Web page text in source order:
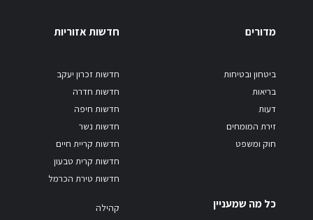
מדורים
ביטחון ובטיחות
בריאות
דעות
זירת המומחים
חוק ומשפט
חדשות אזוריות
חדשות זכרון יעקב
חדשות חדרה
חדשות חיפה
חדשות נשר
חדשות קריית חיים
חדשות קרית טבעון
חדשות טירת הכרמל
כל מה שמעניין
קהילה